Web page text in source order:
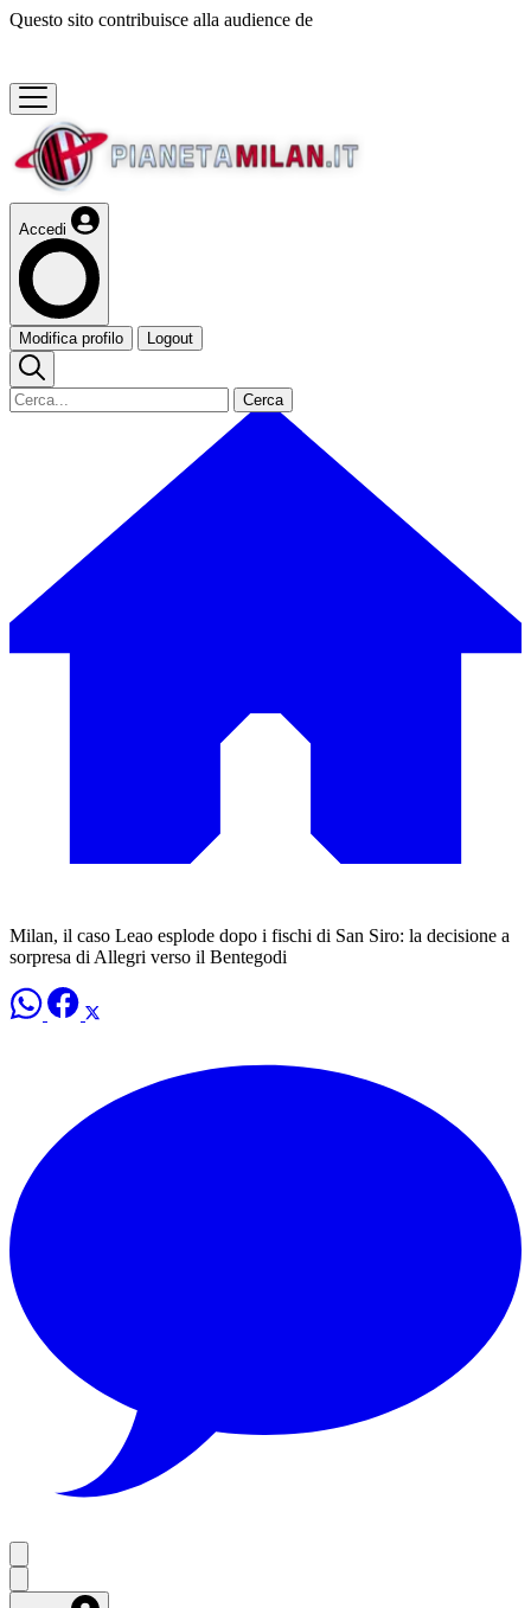
Questo sito contribuisce alla audience de
Accedi
Modifica profilo Logout
Cerca
Milan, il caso Leao esplode dopo i fischi di San Siro: la decisione a
sorpresa di Allegri verso il Bentegodi